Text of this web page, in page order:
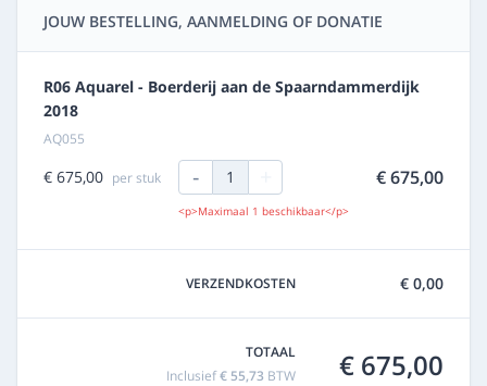
JOUW BESTELLING, AANMELDING OF DONATIE
R06 Aquarel - Boerderij aan de Spaarndammerdijk
2018
AQ055
€ 675,00 per stuk - 1
<p>Maximaal 1 beschikbaar</p>
€ 675,00
VERZENDKOSTEN € 0,00
TOTAAL
Inclusief€ 55,73 BTW € 675,00